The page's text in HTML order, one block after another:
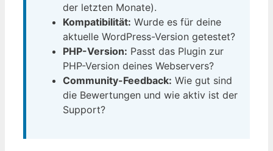
der letzten Monate).
Kompatibilität: Wurde es für deine
aktuelle WordPress-Version getestet?
PHP-Version: Passt das Plugin zur
PHP-Version deines Webservers?
Community-Feedback: Wie gut sind
die Bewertungen und wie aktiv ist der
Support?